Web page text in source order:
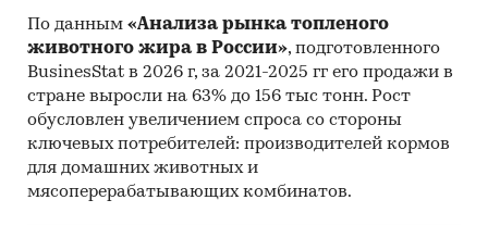
По данным «Анализа рынка топленого
животного жира в России», подготовленного
BusinesStat в 2026 г, за 2021-2025 гг его продажи в
стране выросли на 63% до 156 тыс тонн. Рост
обусловлен увеличением спроса со стороны
ключевых потребителей: производителей кормов
для домашних животных и
мясоперерабатывающих комбинатов.